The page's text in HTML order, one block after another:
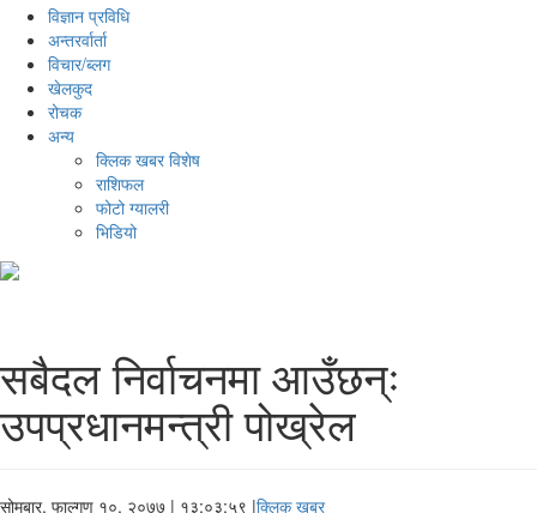
विज्ञान प्रविधि
अन्तरर्वार्ता
विचार/ब्लग
खेलकुद
रोचक
अन्य
क्लिक खबर विशेष
राशिफल
फोटो ग्यालरी
भिडियो
सबैदल निर्वाचनमा आउँछन्ः
उपप्रधानमन्त्री पोख्रेल
सोमबार, फाल्गुण १०, २०७७ | १३:०३:५९ |क्लिक खबर